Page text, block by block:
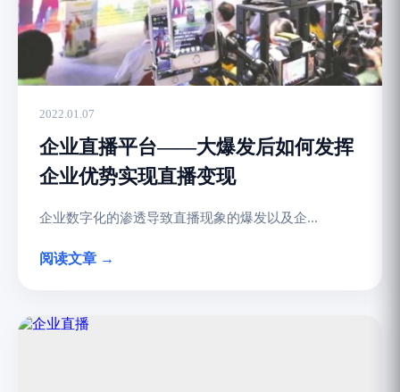
2022.01.07
企业直播平台——大爆发后如何发挥
企业优势实现直播变现
企业数字化的渗透导致直播现象的爆发以及企...
阅读文章 →